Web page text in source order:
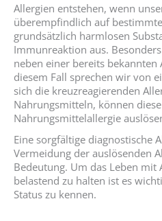
Allergien entstehen, wenn
überempfindlich auf
grundsätzlich harmlosen
Immunreaktion aus.
neben einer bereits bekannten
diesem Fall sprechen wir von
sich die kreuzreagierenden
Nahrungsmitteln, können
Nahrungsmittelallergie
Eine sorgfältige diagnostische
Vermeidung der auslösenden
Bedeutung. Um das Leben
belastend zu halten ist es
Status zu kennen.